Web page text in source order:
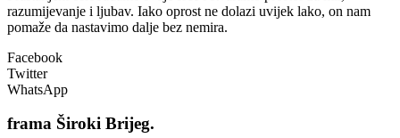
razumijevanje i ljubav. Iako oprost ne dolazi uvijek lako, on nam
pomaže da nastavimo dalje bez nemira.
Facebook
Twitter
WhatsApp
frama Široki Brijeg.